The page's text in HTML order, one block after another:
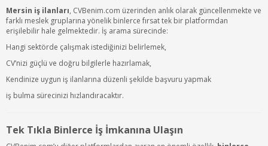
Mersin iş ilanları, CVBenim.com üzerinden anlık olarak güncellenmekte ve
farklı meslek gruplarına yönelik binlerce fırsat tek bir platformdan
erişilebilir hale gelmektedir. İş arama sürecinde:
Hangi sektörde çalışmak istediğinizi belirlemek,
CV’nizi güçlü ve doğru bilgilerle hazırlamak,
Kendinize uygun iş ilanlarına düzenli şekilde başvuru yapmak
iş bulma sürecinizi hızlandıracaktır.
Tek Tıkla Binlerce İş İmkanına Ulaşın